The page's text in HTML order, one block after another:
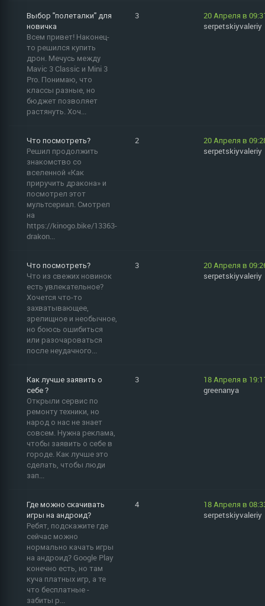
Выбор "полеталки" для
новичка
Всем привет! Наконец-
то решился купить
дрон. Мечусь между
Mavic 3 Classic и Mini 3
Pro. Понимаю, что
классы разные, но
бюджет позволяет
растянуть. Хоч...
3
20 Апреля в
serpetskiyvaleriy
Что посмотреть?
Решил продолжить
знакомство со
вселенной «Как
приручить дракона» и
посмотрел этот
мультсериал. Смотрел
на
https://kinogo.bike/13363-
drakon...
2
20 Апреля в
serpetskiyvaleriy
Что посмотреть?
Что из свежих новинок
есть увлекательное?
Хочется что-то
захватывающее,
зрелищное и необычное,
но боюсь ошибиться
или разочароваться
после неудачного...
3
20 Апреля в
serpetskiyvaleriy
Как лучше заявить о
себе ?
Открыли сервис по
ремонту техники, но
народ о нас не знает
совсем. Нужна реклама,
чтобы заявить о себе в
городе. Как лучше это
сделать, чтобы люди
зап...
3
18 Апреля в
greenanya
Где можно скачивать
игры на андроид?
Ребят, подскажите где
сейчас можно
нормально качать игры
на андроид? Google Play
конечно есть, но там
куча платных игр, а те
что бесплатные -
забиты р...
4
18 Апреля в
serpetskiyvaleriy